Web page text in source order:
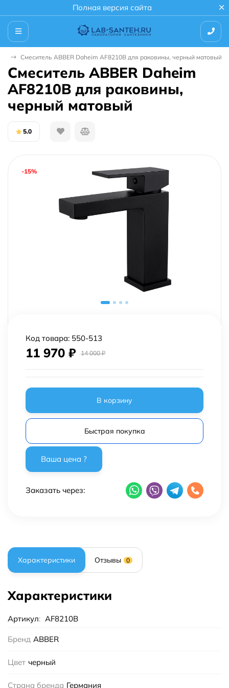
Полная версия сайта
Смеситель ABBER Daheim AF8210B для раковины, черный матовый
Смеситель ABBER Daheim
AF8210B для раковины,
черный матовый
5.0
-15%
Код товара: 550-513
11 970 ₽ 14 000₽
В корзину
Быстрая покупка
Заказать через:
Характеристики Отзывы 0
Характеристики
Артикул: AF8210B
Бренд ABBER
Цвет черный
Страна бренда Германия